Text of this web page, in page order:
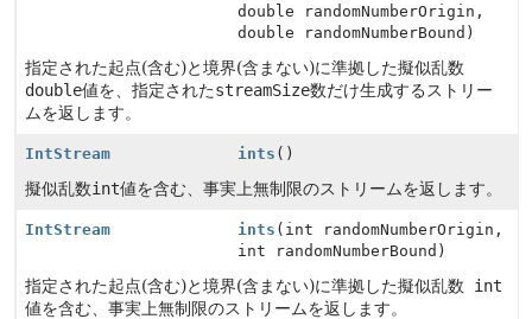
double randomNumberOrigin,
double randomNumberBound)
指定された起点(含む)と境界(含まない)に準拠した擬似乱数
double値を、指定されたstreamSize数だけ生成するストリー
ムを返します。
IntStream ints ()
擬似乱数int値を含む、事実上無制限のストリームを返します。
IntStream ints (int randomNumberOrigin,
int randomNumberBound)
指定された起点(含む)と境界(含まない)に準拠した擬似乱数 int
値を含む、事実上無制限のストリームを返します。